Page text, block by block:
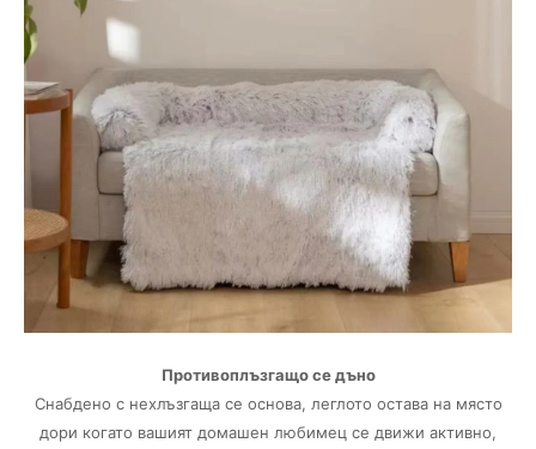
Противоплъзгащо се дъно
Снабдено с нехлъзгаща се основа, леглото остава на място
дори когато вашият домашен любимец се движи активно,